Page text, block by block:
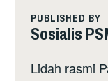
PUBLISHED BY
Sosialis
Lidah rasmi